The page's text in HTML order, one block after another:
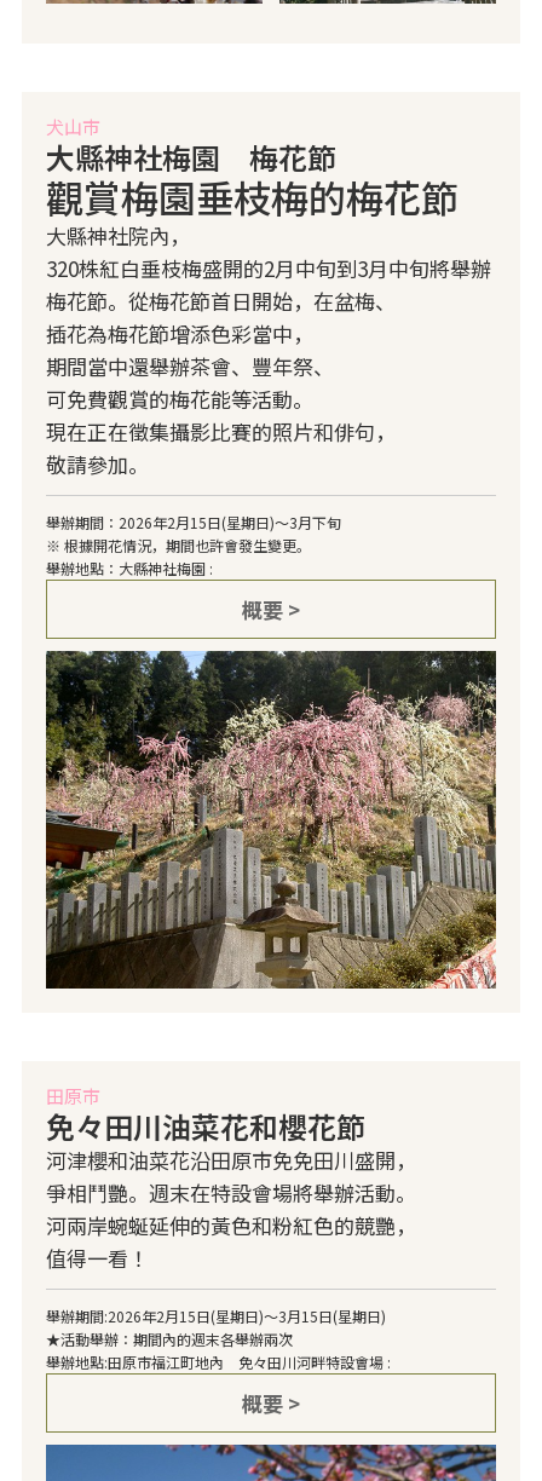
犬山市
大縣神社梅園 梅花節
觀賞梅園垂枝梅的梅花節
大縣神社院內，
320株紅白垂枝梅盛開的2月中旬到3月中旬將舉辦
梅花節。從梅花節首日開始，在盆梅、
插花為梅花節增添色彩當中，
期間當中還舉辦茶會、豐年祭、
可免費觀賞的梅花能等活動。
現在正在徵集攝影比賽的照片和俳句，
敬請參加。
舉辦期間：2026年2月15日(星期日)～3月下旬
※ 根據開花情況，期間也許會發生變更。
舉辦地點：大縣神社梅園 :
概要 >
田原市
免々田川油菜花和櫻花節
河津櫻和油菜花沿田原市免免田川盛開，
爭相鬥艷。週末在特設會場將舉辦活動。
河兩岸蜿蜒延伸的黃色和粉紅色的競艷，
值得一看！
舉辦期間:2026年2月15日(星期日)～3月15日(星期日)
★活動舉辦：期間內的週末各舉辦兩次
舉辦地點:田原市福江町地內 免々田川河畔特設會場 :
概要 >